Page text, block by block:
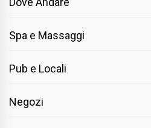
Spa e Massaggi
Pub e Locali
Negozi